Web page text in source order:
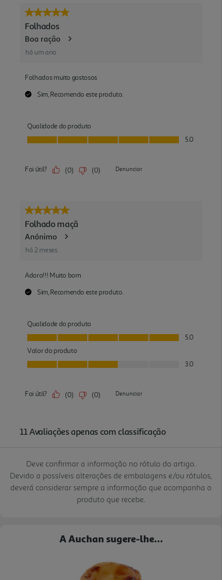
Deve confirmar a informação no rótulo do artigo.
Devido a possíveis alterações de embalagens e/ou rótulos,
deverá considerar sempre a informação que acompanha o
produto que recebe.
A Auchan sugere-lhe...